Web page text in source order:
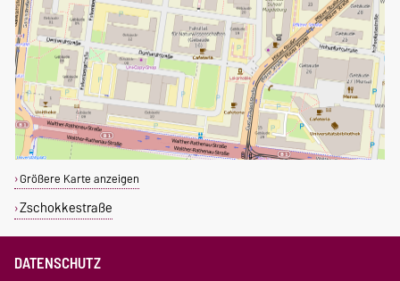
Größere Karte anzeigen
Zschokkestraße
DATENSCHUTZ